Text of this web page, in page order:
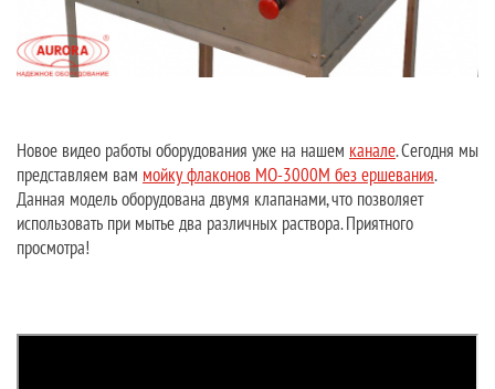
Новое видео работы оборудования уже на нашем канале. Сегодня мы
представляем вам мойку флаконов МО-3000М без ершевания.
Данная модель оборудована двумя клапанами, что позволяет
использовать при мытье два различных раствора. Приятного
просмотра!